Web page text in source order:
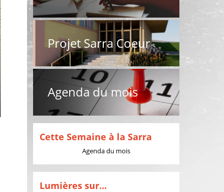
Projet Sarra Coeur
Agenda du mois
Cette Semaine à la Sarra
Agenda du mois
Lumières sur...